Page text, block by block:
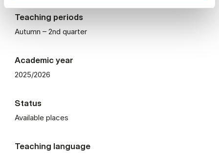
Teaching periods
Autumn – 2nd quarter
Academic year
2025/2026
Status
Available places
Teaching language